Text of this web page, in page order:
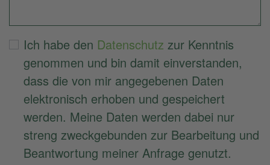
Ich habe den Datenschutz zur Kenntnis
genommen und bin damit einverstanden,
dass die von mir angegebenen Daten
elektronisch erhoben und gespeichert
werden. Meine Daten werden dabei nur
streng zweckgebunden zur Bearbeitung und
Beantwortung meiner Anfrage genutzt.